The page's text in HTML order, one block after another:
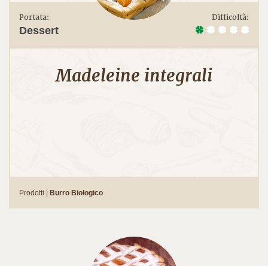
Portata:
Dessert
Difficoltà:
Madeleine integrali
Prodotti | Burro Biologico